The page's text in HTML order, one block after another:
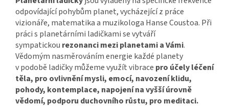
odpovídající pohybům planet, vycházející z práce
vizionáře, matematika a muzikologa Hanse Coustoa. Při
práci s planetárními ladičkami se vytváří
sympatickou rezonanci mezi planetami a Vámi.
Vědomým nasměrováním energie každé planety
v podobě ladičky můžeme využít vibrace pro účely léčení
těla, pro ovlivnění mysli, emocí, navození klidu,
pohody, kontemplace, napojení na vyšší úrovně
vědomí, podporu duchovního růstu, pro meditaci.